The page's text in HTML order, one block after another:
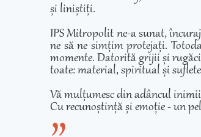
și liniștiți.
IPS Mitropolit ne-a sunat,
ne să ne simțim protejați.
momente. Datorită grijii și
toate: material, spiritual și
Vă mulțumesc din adâncul
Cu recunoștință și emoție - un